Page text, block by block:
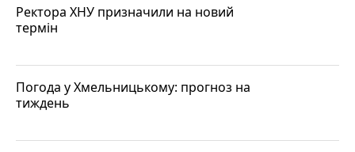
Ректора ХНУ призначили на новий
термін
Погода у Хмельницькому: прогноз на
тиждень